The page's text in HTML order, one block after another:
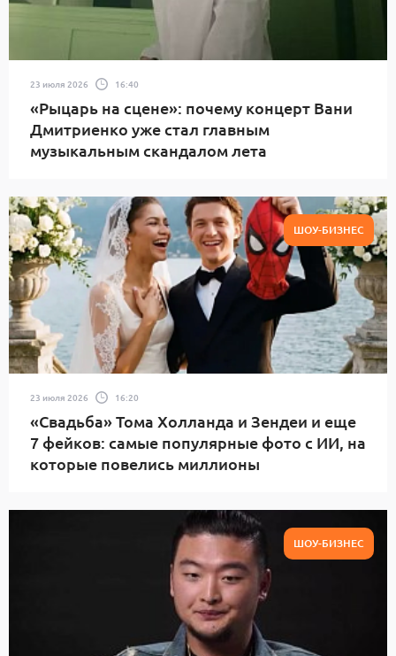
23 июля 2026 16:40
«Рыцарь на сцене»: почему концерт Вани
Дмитриенко уже стал главным
музыкальным скандалом лета
ШОУ-БИЗНЕС
23 июля 2026 16:20
«Свадьба» Тома Холланда и Зендеи и еще
7 фейков: самые популярные фото с ИИ, на
которые повелись миллионы
ШОУ-БИЗНЕС